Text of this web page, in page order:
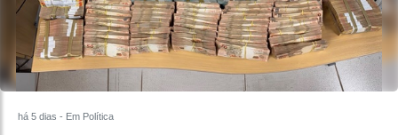
há 5 dias - Em Política